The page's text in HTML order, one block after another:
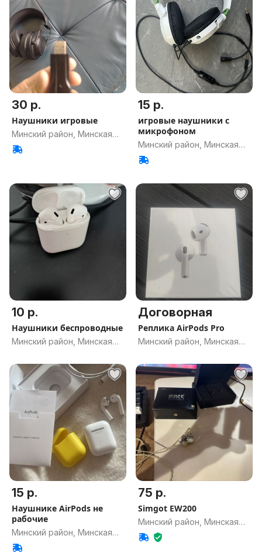
30 р.
Наушники игровые
Минский район, Минская
обл.
15 р.
игровые наушники с
микрофоном
Минский район, Минская
обл.
10 р.
Наушники беспроводные
Минский район, Минская
Договорная
Реплика AirPods Pro
Минский район, Минская
15 р.
Наушнике AirPods не
рабочие
Минский район, Минская
обл.
75 р.
Simgot EW200
Минский район, Минская
обл.